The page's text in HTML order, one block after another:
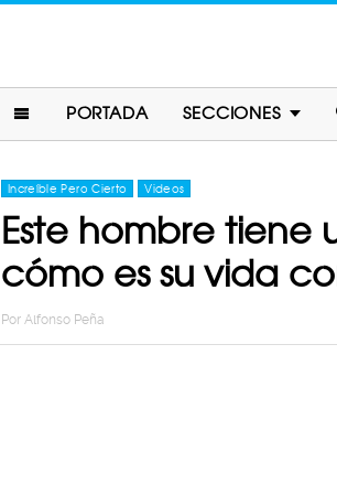
PORTADA SECCIONES
Increíble Pero Cierto Videos
Este hombre tiene
cómo es su vida
Por Alfonso Peña